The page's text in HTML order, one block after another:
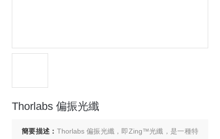
Thorlabs 偏振光纖
簡要描述： Thorlabs 偏振光纖，即Zing™光纖，是一種特